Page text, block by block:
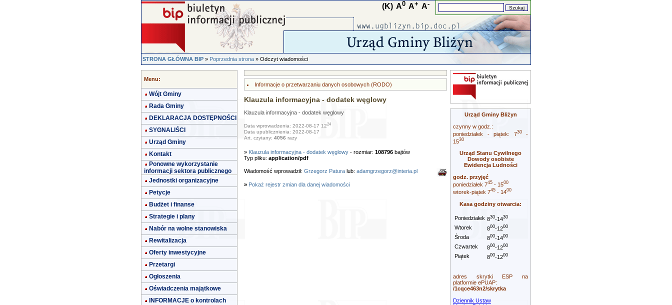
(K) A0 A+ A-
STRONA GŁÓWNA BIP»Poprzednia strona» Odczyt wiadomości
Menu:
Wójt Gminy
Rada Gminy
DEKLARACJA DOSTĘPNOŚCI
SYGNALIŚCI
Urząd Gminy
Kontakt
Ponowne wykorzystanie
informacji sektora publicznego
Jednostki organizacyjne
Petycje
Budżet i finanse
Strategie i plany
Nabór na wolne stanowiska
Rewitalizacja
Oferty inwestycyjne
Przetargi
Ogłoszenia
Oświadczenia majątkowe
INFORMACJE o kontrolach
Informacje o przetwarzaniu danych osobowych (RODO)
Klauzula informacyjna - dodatek węglowy
Klauzula informacyjna - dodatek węglowy
Data wprowadzenia: 2022-08-17 1224
Data upublicznienia: 2022-08-17
Art. czytany: 4056 razy
» Klauzula informacyjna - dodatek węglowy- rozmiar: 108796bajtów
Typ pliku: application/pdf
Wiadomość wprowadził: Grzegorz Paturalub: adamgrzegorz@interia.pl
» Pokaż rejestr zmian dla danej wiadomości
Urząd Gminy Bliżyn
czynny w godz.:
poniedziałek - piątek: 730-
1530
Urząd Stanu Cywilnego
Dowody osobiste
Ewidencja Ludności
godz. przyjęć
poniedziałek 745 - 1500
wtorek-piątek 745 - 1400
Kasa godziny otwarcia:
Poniedziałek 830-1430
Wtorek 800-1200
Środa 800-1400
Czwartek 800-1200
Piątek 800-1200
adres skrytki ESP na
platformie ePUAP:
/1cqce463n2/skrytka
Dziennik Ustaw